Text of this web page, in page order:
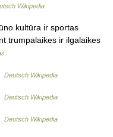
Wikipedia
kultūra ir sportas
trumpalaikes ir ilgalaikes
Deutsch Wikipedia
Deutsch Wikipedia
Deutsch Wikipedia